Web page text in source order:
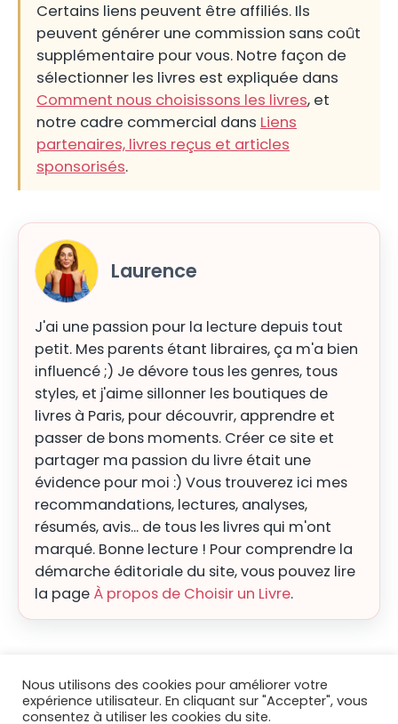
Certains liens peuvent être affiliés. Ils
peuvent générer une commission sans coût
supplémentaire pour vous. Notre façon de
sélectionner les livres est expliquée dans
Comment nous choisissons les livres, et
notre cadre commercial dans Liens
partenaires, livres reçus et articles
sponsorisés.
Laurence
J'ai une passion pour la lecture depuis tout
petit. Mes parents étant libraires, ça m'a bien
influencé ;) Je dévore tous les genres, tous
styles, et j'aime sillonner les boutiques de
livres à Paris, pour découvrir, apprendre et
passer de bons moments. Créer ce site et
partager ma passion du livre était une
évidence pour moi :) Vous trouverez ici mes
recommandations, lectures, analyses,
résumés, avis... de tous les livres qui m'ont
marqué. Bonne lecture ! Pour comprendre la
démarche éditoriale du site, vous pouvez lire
la page À propos de Choisir un Livre.
© 2026Choisir un livre|Blog|Mentions légales
Nous utilisons des cookies pour améliorer votre
expérience utilisateur. En cliquant sur "Accepter", vous
consentez à utiliser les cookies du site.